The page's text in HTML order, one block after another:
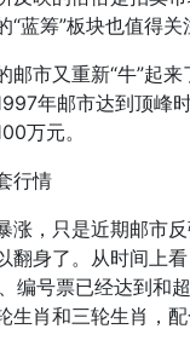
蓝筹”板块也值得关
市又重新“牛”起来
年邮市达到顶峰
万元。
行情
，只是近期邮市反
翻身了。从时间上
编号票已经达到和
生肖和三轮生肖，